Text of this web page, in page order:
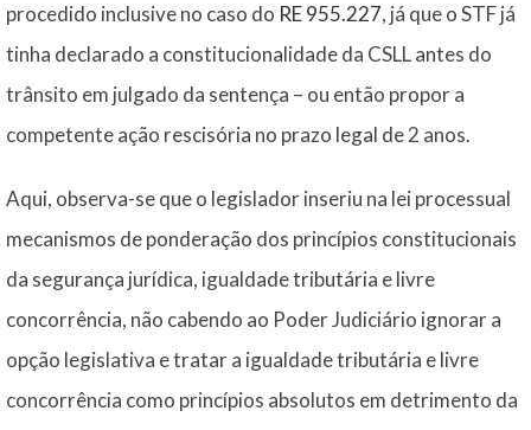
procedido inclusive no caso do RE 955.227, já que o STF já
tinha declarado a constitucionalidade da CSLL antes do
trânsito em julgado da sentença – ou então propor a
competente ação rescisória no prazo legal de 2 anos.
Aqui, observa-se que o legislador inseriu na lei processual
mecanismos de ponderação dos princípios constitucionais
da segurança jurídica, igualdade tributária e livre
concorrência, não cabendo ao Poder Judiciário ignorar a
opção legislativa e tratar a igualdade tributária e livre
concorrência como princípios absolutos em detrimento da